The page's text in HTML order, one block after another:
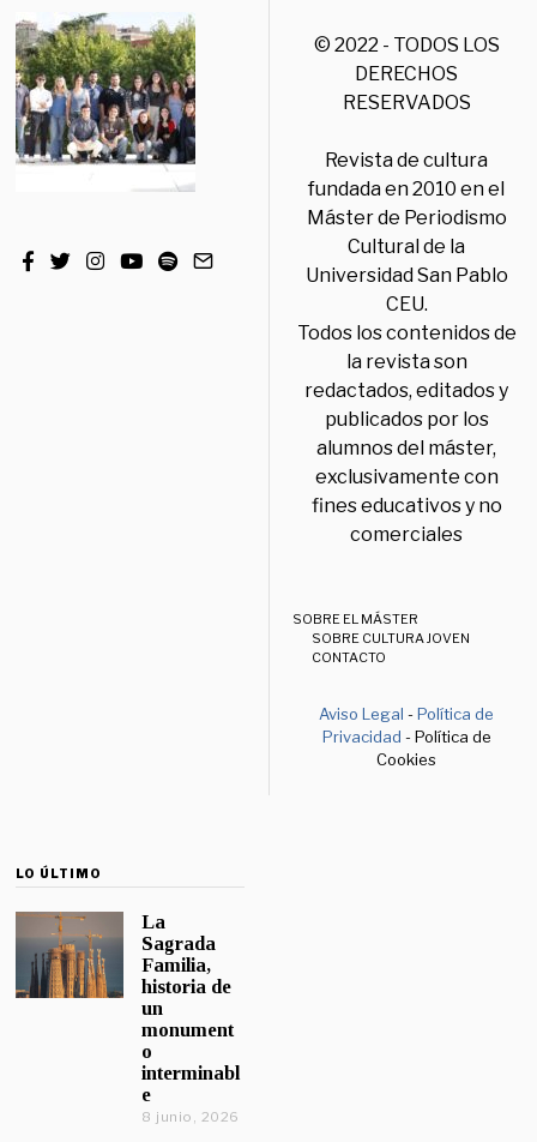
© 2022 - TODOS LOS
DERECHOS
RESERVADOS
Revista de cultura
fundada en 2010 en el
Máster de Periodismo
Cultural de la
Universidad San Pablo
CEU.
Todos los contenidos de
la revista son
redactados, editados y
publicados por los
alumnos del máster,
exclusivamente con
fines educativos y no
comerciales
SOBRE EL MÁSTER
SOBRE CULTURA JOVEN
CONTACTO
Aviso Legal -Política de
Privacidad - Política de
Cookies
LO ÚLTIMO
La
Sagrada
Familia,
historia de
un
monument
o
interminabl
e
8 junio, 2026